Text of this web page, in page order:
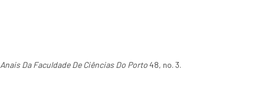
Anais Da Faculdade De Ciências Do Porto48, no. 3.